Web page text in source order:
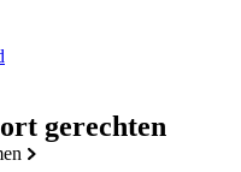
gerechten